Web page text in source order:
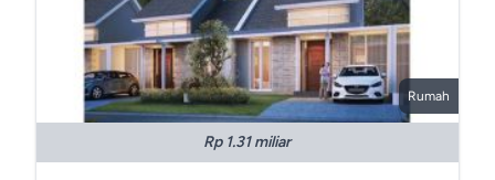
Rumah
Rp 1.31 miliar